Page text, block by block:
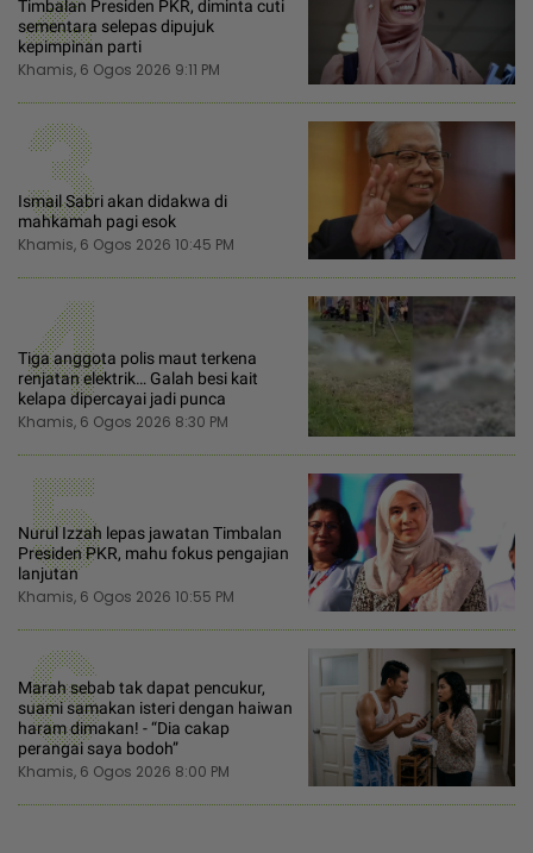
Timbalan Presiden PKR, diminta cuti
sementara selepas dipujuk
kepimpinan parti
Khamis, 6 Ogos 2026 9:11 PM
3
Ismail Sabri akan didakwa di
mahkamah pagi esok
Khamis, 6 Ogos 2026 10:45 PM
4
Tiga anggota polis maut terkena
renjatan elektrik… Galah besi kait
kelapa dipercayai jadi punca
Khamis, 6 Ogos 2026 8:30 PM
5
Nurul Izzah lepas jawatan Timbalan
Presiden PKR, mahu fokus pengajian
lanjutan
Khamis, 6 Ogos 2026 10:55 PM
6
Marah sebab tak dapat pencukur,
suami samakan isteri dengan haiwan
haram dimakan! - “Dia cakap
perangai saya bodoh”
Khamis, 6 Ogos 2026 8:00 PM